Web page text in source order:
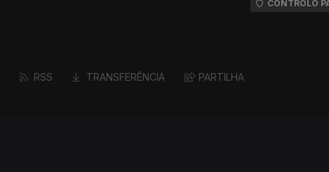
CONTROLO
RSS TRANSFERÊNCIA PARTILHA